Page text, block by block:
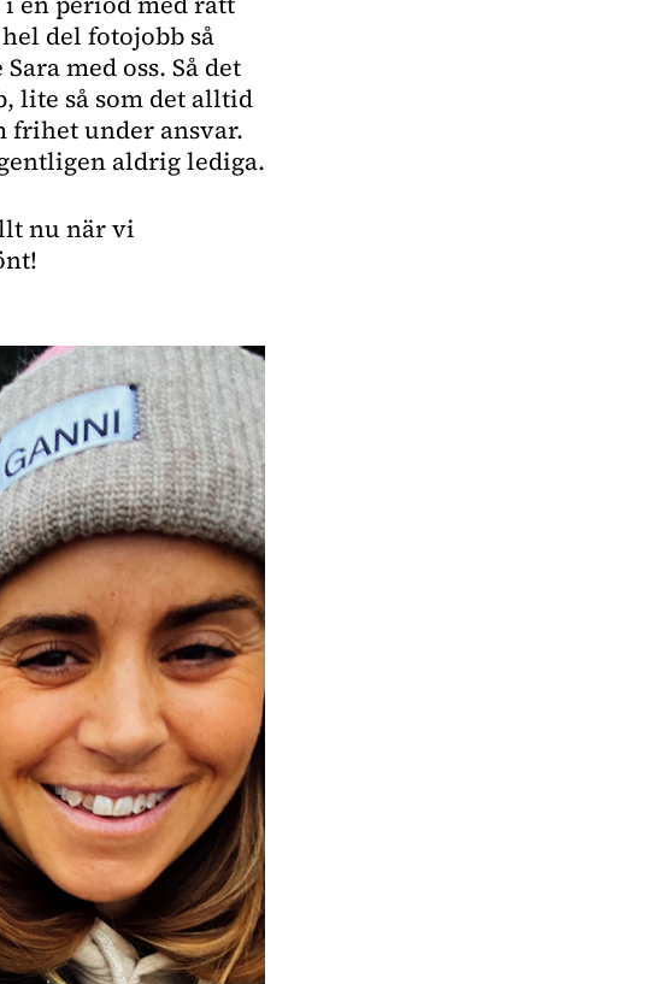
del fotojobb så
med oss. Så det
lite så som det alltid
frihet under ansvar.
aldrig lediga.
nu när vi